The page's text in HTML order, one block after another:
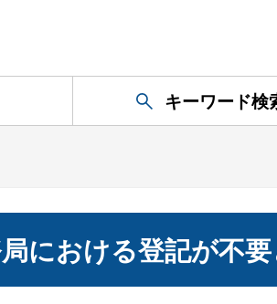
キーワード検
における登記が不要